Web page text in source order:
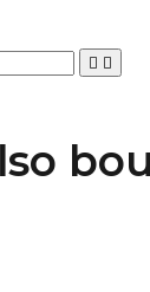
 